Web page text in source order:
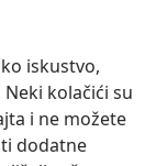
iskustvo,
kolačići su
i ne možete
dodatne
kvalifikovanim
i lečenjem. Ako